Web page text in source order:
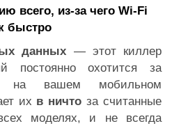
всего, из-за чего Wi-Fi
быстро
данных — этот киллер
постоянно охотится за
на вашем мобильном
их в ничто за считанные
моделях, и не всегда